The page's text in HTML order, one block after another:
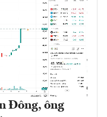
Đông, ông